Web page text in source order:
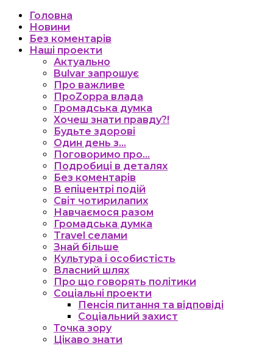
Головна
Новини
Без коментарів
Наші проекти
Актуально
Bulvar запрошує
Про важливе
ПроZорра влада
Громадська думка
Хочеш знати правду?!
Будьте здорові
Один день з…
Поговоримо про…
Подробиці в деталях
Без коментарів
В епіцентрі подій
Світ чотирилапих
Навчаємося разом
Громадська думка
Travel селами
Знай більше
Культура і особистість
Власний шлях
Про що говорять політики
Соціальні проекти
Пенсія питання та відповіді
Соціальний захист
Точка зору
Цікаво знати